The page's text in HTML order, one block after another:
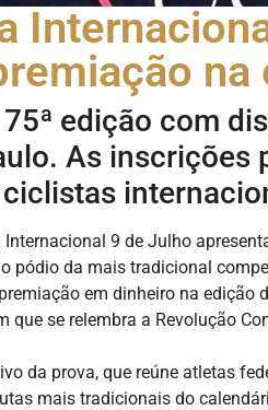
edição com
As inscrições
Internacional 9 de Julho
pódio da mais tradicional
em dinheiro na edição
que se relembra a Revolução
da prova, que reúne atletas
mais tradicionais do